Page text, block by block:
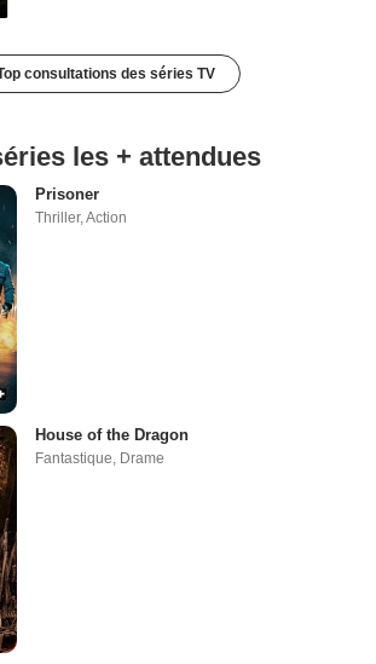
consultations des séries TV
les + attendues
Prisoner
Thriller,Action
House of the Dragon
Fantastique Drame